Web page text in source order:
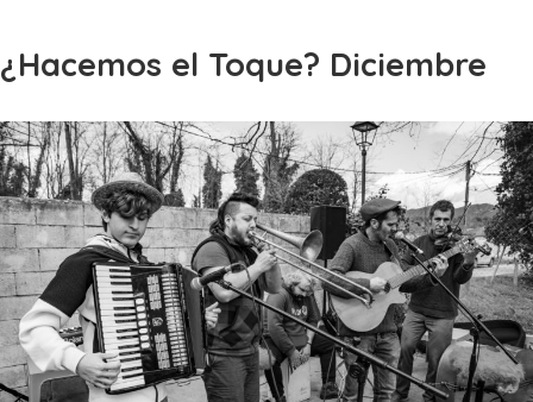
¿Hacemos el Toque? Diciembre